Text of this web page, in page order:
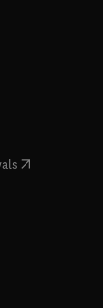
in new tab/
tab/window
in new tab/
in new tab/
( opens in new
in new tab/
in new tab/